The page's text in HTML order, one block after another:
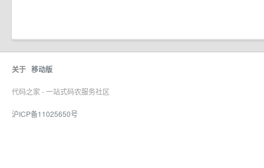
关于 移动版
代码之家 - 一站式码农服务社区
沪ICP备11025650号